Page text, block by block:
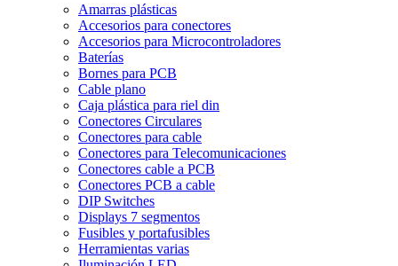
Amarras plásticas
Accesorios para conectores
Accesorios para Microcontroladores
Baterías
Bornes para PCB
Cable plano
Caja plástica para riel din
Conectores Circulares
Conectores para cable
Conectores para Telecomunicaciones
Conectores cable a PCB
Conectores PCB a cable
DIP Switches
Displays 7 segmentos
Fusibles y portafusibles
Herramientas varias